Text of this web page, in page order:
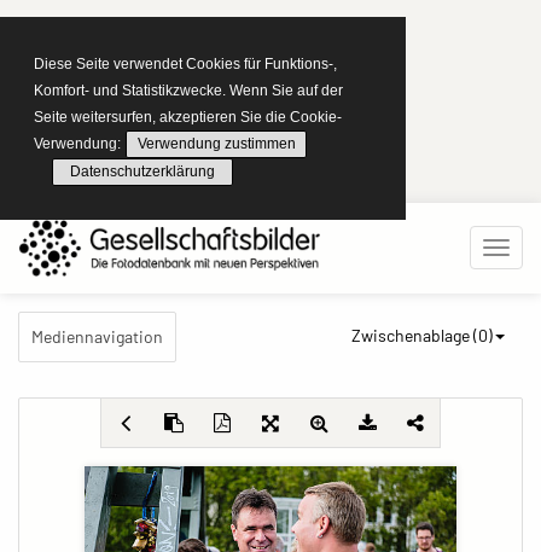
Diese Seite verwendet Cookies für Funktions-,
Komfort- und Statistikzwecke. Wenn Sie auf der
Seite weitersurfen, akzeptieren Sie die Cookie-
Verwendung:
Verwendung zustimmen
Datenschutzerklärung
Mediennavigation Zwischenablage (0)